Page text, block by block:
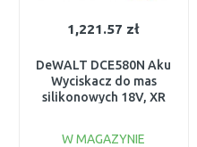
1,221.57 zł
DeWALT DCE580N Aku
Wyciskacz do mas
silikonowych 18V, XR
W MAGAZYNIE